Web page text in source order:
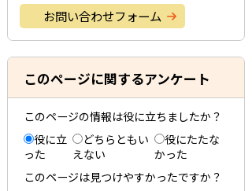
お問い合わせフォーム
このページに関するアンケート
このページの情報は役に立ちましたか？
役に立
った
どちらともい
えない
役にたたな
かった
このページは見つけやすかったですか？